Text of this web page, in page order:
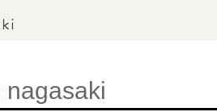
nagasaki